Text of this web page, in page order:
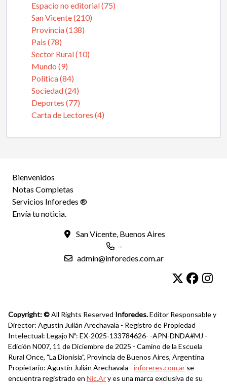
Espacio no editorial (75)
San Vicente (210)
Provincia (138)
Pais (78)
Sector Rural (10)
Mundo (9)
Politica (84)
Sociedad (24)
Deportes (77)
Carta de Lectores (4)
Bienvenidos
Notas Completas
Servicios Inforedes ®
Envía tu noticia.
San Vicente, Buenos Aires
-
admin@inforedes.com.ar
Copyright: ©All Rights Reserved Inforedes.Editor Responsable y
Director: Agustín Julián Arechavala - Registro de Propiedad
Intelectual: Legajo Nº: EX-2025-133784626- -APN-DNDA#MJ -
Edición N007, 11 de Diciembre de 2025 - Camino de la Escuela
Rural Once, "La Dionisia", Provincia de Buenos Aires, Argentina
Propietario: Agustín Julián Arechavala - inforeres.com.ar se
encuentra registrado en Nic.Ary es una marca exclusiva de su